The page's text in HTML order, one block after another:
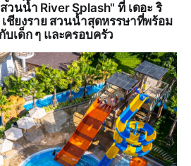
นน้ำ River Splash" ที่ เดอะ ริ
เชียงราย สวนน้ำสุดหรรษาที่พร้อม
เด็ก ๆ และครอบครัว